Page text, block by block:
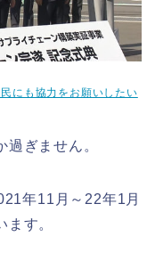
にも協力をお願いしたい
ぎません。
年11月～22年1月
す。